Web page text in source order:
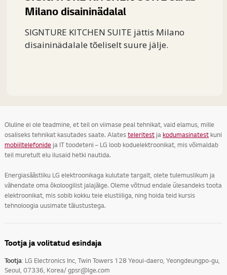
Milano disaininädalal
SIGNTURE KITCHEN SUITE jättis Milano
disaininädalale tõeliselt suure jälje.
Oluline ei ole teadmine, et teil on viimase peal tehnikat, vaid elamus, mille
osaliseks tehnikat kasutades saate. Alatesteleritest jakodumasinatest kuni
mobiiltelefonide ja IT toodeteni – LG loob koduelektroonikat, mis võimaldab
teil muretult elu ilusaid hetki nautida.
Energiasäästliku LG elektroonikaga kulutate targalt, olete tulemuslikum ja
vähendate oma ökoloogilist jalajälge. Oleme võtnud endale ülesandeks toota
elektroonikat, mis sobib kokku teie elustiiliga, ning hoida teid kursis
tehnoloogia uusimate täiustustega.
Tootja ja volitatud esindaja
Tootja: LG Electronics Inc, Twin Towers 128 Yeoui-daero, Yeongdeungpo-gu,
Seoul, 07336, Korea/ gpsr@lge.com